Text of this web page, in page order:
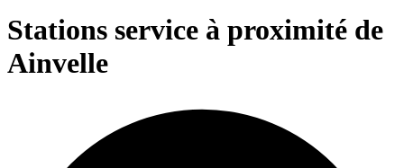
Stations service à proximité de
Ainvelle